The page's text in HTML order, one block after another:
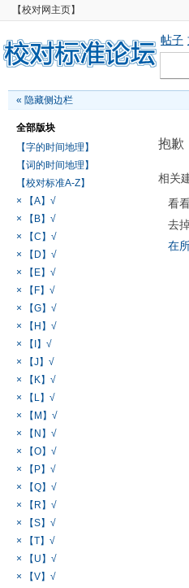
【校对网主页】
帖子
« 隐藏侧边栏
全部版块
【字的时间地理】
【词的时间地理】
【校对标准A-Z】
× 【A】√
× 【B】√
× 【C】√
× 【D】√
× 【E】√
× 【F】√
× 【G】√
× 【H】√
× 【I】√
× 【J】√
× 【K】√
× 【L】√
× 【M】√
× 【N】√
× 【O】√
× 【P】√
× 【Q】√
× 【R】√
× 【S】√
× 【T】√
× 【U】√
× 【V】√
抱歉
相关
看
去
在